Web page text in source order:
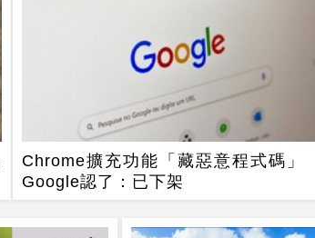
Chrome擴充功能「藏惡意程式碼」
Google認了：已下架